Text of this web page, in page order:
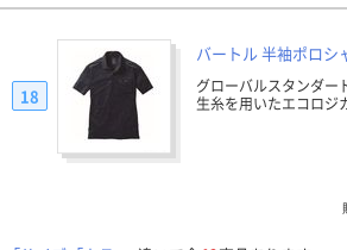
バートル 半袖ポロシ
グローバルスタンダー
生糸を用いたエコロジ
18